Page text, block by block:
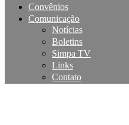
Convênios
Comunicação
Notícias
Boletins
Simpa TV
Links
Contato